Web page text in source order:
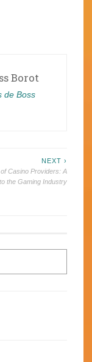
Borot
de Boss
NEXT ›
Casino Providers: A
the Gaming Industry